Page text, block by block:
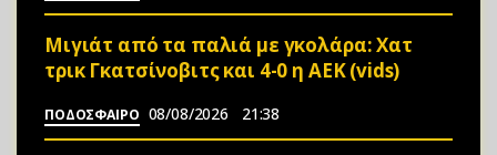
Μιγιάτ από τα παλιά με γκολάρα: Χατ
τρικ Γκατσίνοβιτς και 4-0 η ΑΕΚ (vids)
ΠΟΔΟΣΦΑΙΡΟ 08/08/2026 21:38